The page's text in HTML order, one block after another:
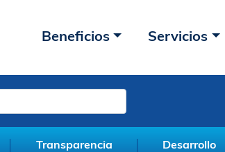
Beneficios Servicios
Transparencia
Desarrollo